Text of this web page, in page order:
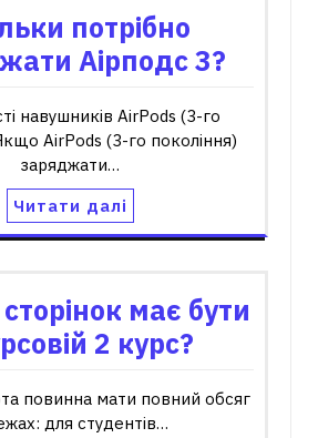
потрібно
Аірподс 3?
навушників AirPods (3-го
AirPods (3-го покоління)
заряджати…
Читати далі
має бути
2 курс?
повинна мати повний обсяг
для студентів…